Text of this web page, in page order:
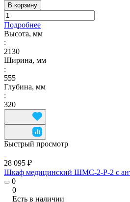
В корзину
Подробнее
Высота, мм
:
2130
Ширина, мм
:
555
Глубина, мм
:
320
Быстрый просмотр
28 095 ₽
Шкаф медицинский ШМС-2-Р-2 с
0
0
Есть в наличии